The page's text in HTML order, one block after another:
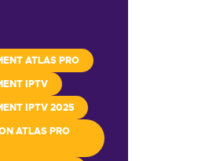
ATLAS PRO
IPTV
IPTV 2025
ATLAS PRO